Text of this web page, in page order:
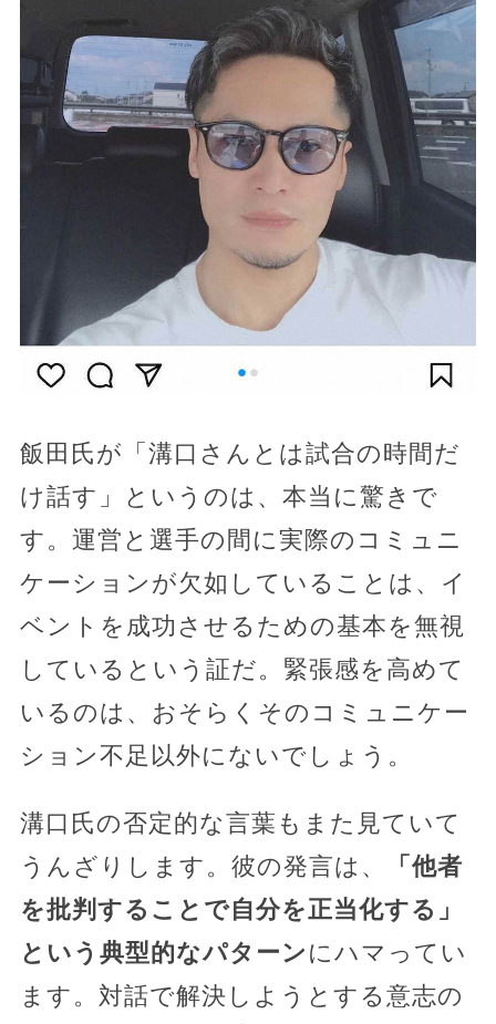
飯田氏が「溝口さんとは試合の時間だ
け話す」というのは、本当に驚きで
す。運営と選手の間に実際のコミュニ
ケーションが欠如していることは、イ
ベントを成功させるための基本を無視
しているという証だ。緊張感を高めて
いるのは、おそらくそのコミュニケー
ション不足以外にないでしょう。
溝口氏の否定的な言葉もまた見ていて
うんざりします。彼の発言は、
「他者
を批判することで自分を正当化する」
という典型的なパターン にハマってい
ます。対話で解決しようとする意志の